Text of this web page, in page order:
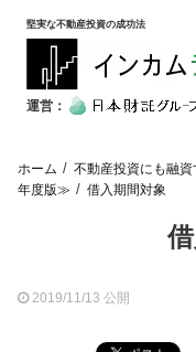
堅実な不動産投資の成功法
運営：
ホーム
不動産投資にも融
年度版≫
借入期間対象
2019/11/13 公開